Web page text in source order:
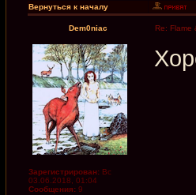
Вернуться к началу
Dem0niac Re: Flame
Зарегистрирован: Вс
03.06.2018, 01:04
Сообщения: 9